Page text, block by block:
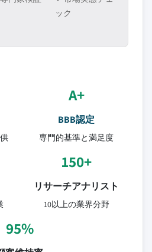
ック
A+
BBB認定
専門的基準と満足度
150+
リサーチアナリスト
10以上の業界分野
95%